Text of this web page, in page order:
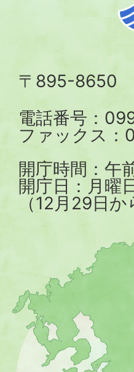
〒895-8650
電話番号：
ファックス
開庁時間：午
開庁日：月曜
（12月29日
川
内
市
を